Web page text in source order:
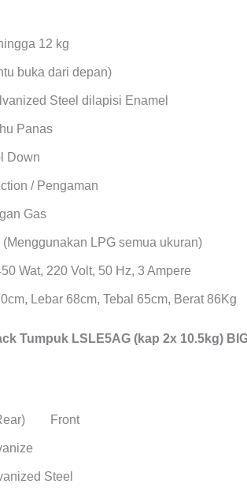
12 kg
buka dari depan)
Steel dilapisi Enamel
Panas
Down
/ Pengaman
Gas
LPG semua ukuran)
Wat, 220 Volt, 50 Hz, 3 Ampere
Lebar 68cm, Tebal 65cm, Berat 86Kg
Tumpuk LSLE5AG (kap 2x 10.5kg)
Rear) Front
Steel